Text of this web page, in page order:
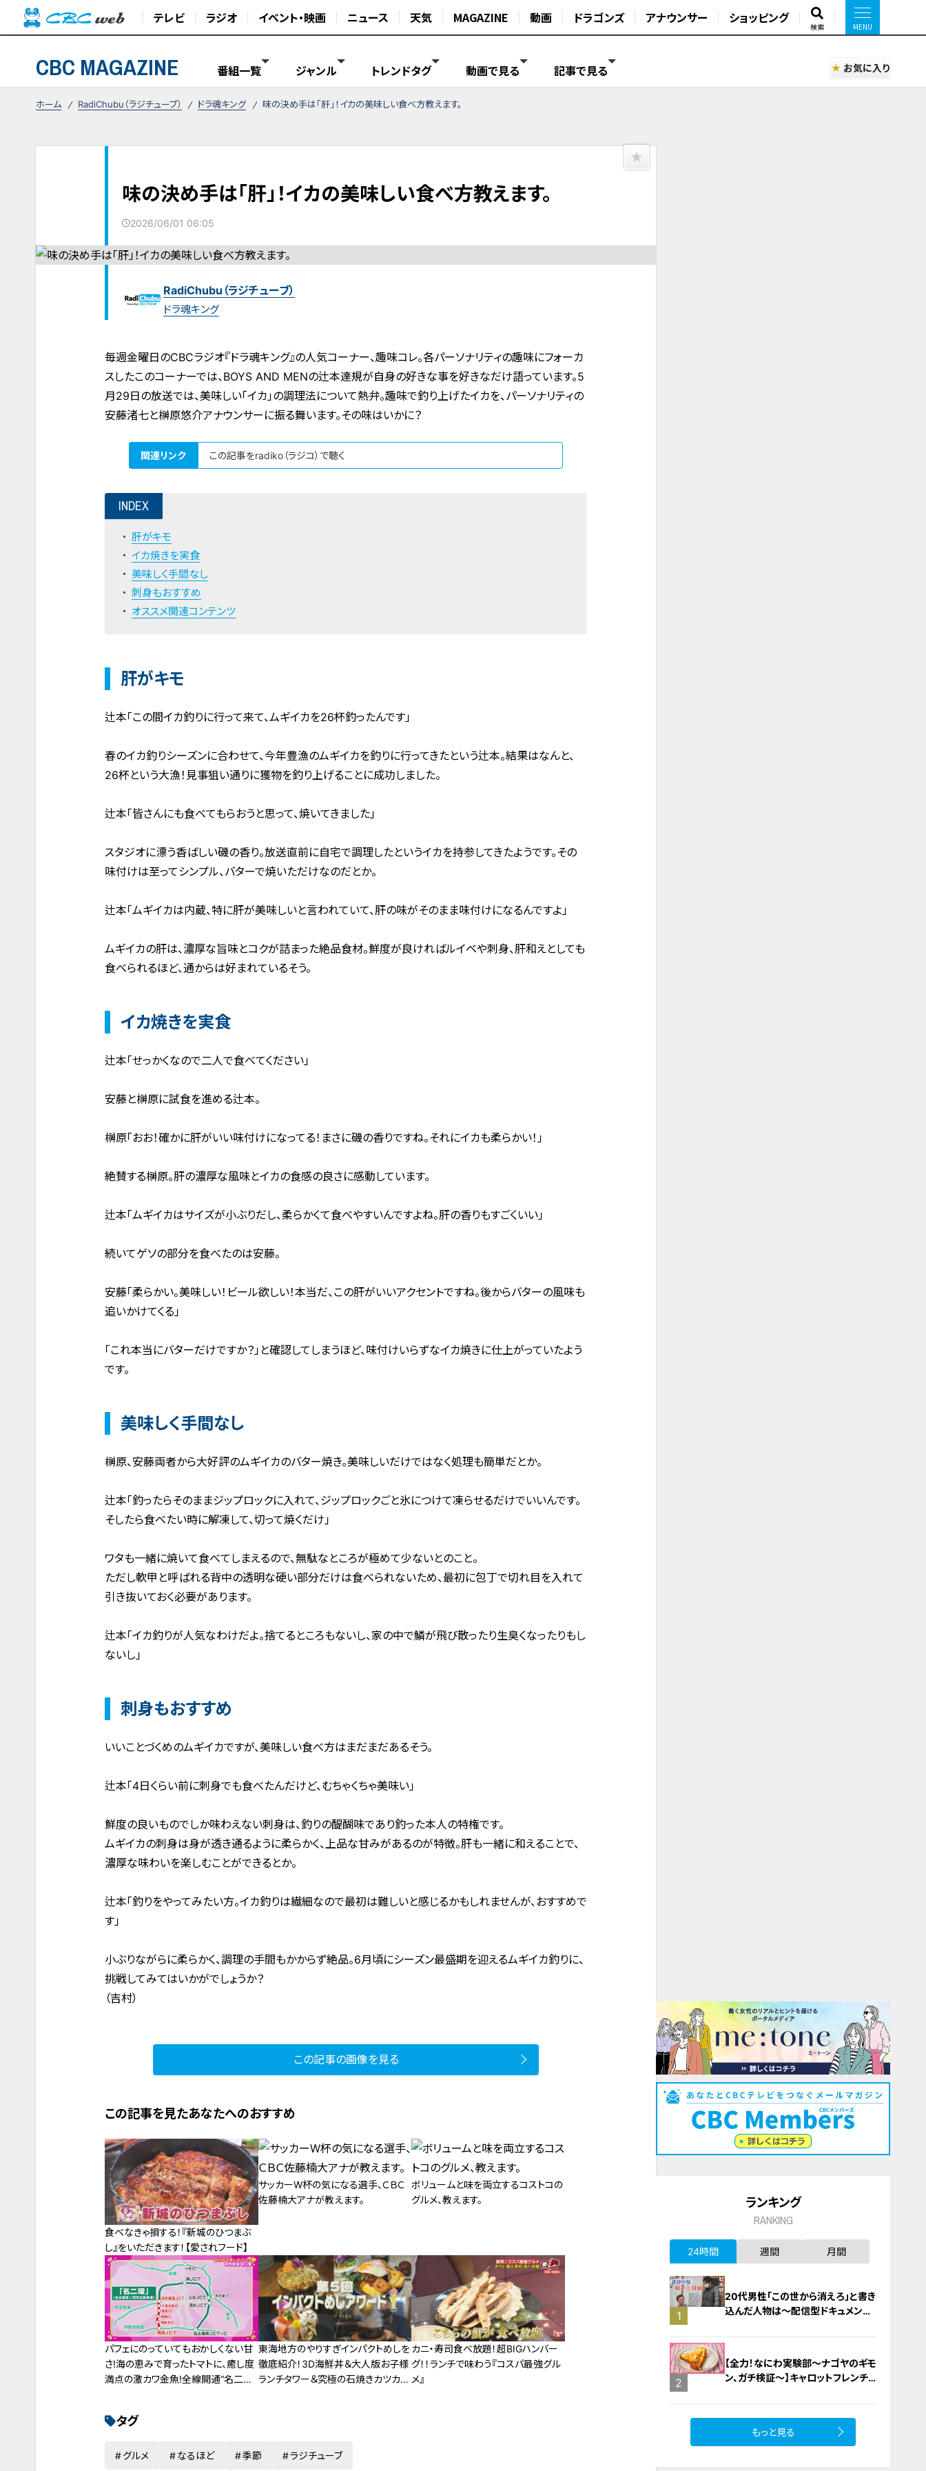
テレビ ラジオ イベント・映画 ニュース 天気 MAGAZINE 動画 ドラゴンズ アナウンサー ショッピング
検索
CBC MAGAZINE 番組一覧 ジャンル トレンドタグ 動画で見る 記事で見る お気に入り
ホーム RadiChubu（ラジチューブ） ドラ魂キング 味の決め手は「肝」！イカの美味しい食べ方教えます。
味の決め手は「肝」！イカの美味しい食べ方教えます。
2026/06/01 06:05
RadiChubu（ラジチューブ）
ドラ魂キング
毎週金曜日のCBCラジオ『ドラ魂キング』の人気コーナー、趣味コレ。各パーソナリティの趣味にフォーカ
スしたこのコーナーでは、BOYS AND MENの辻本達規が自身の好きな事を好きなだけ語っています。5
月29日の放送では、美味しい「イカ」の調理法について熱弁。趣味で釣り上げたイカを、パーソナリティの
安藤渚七と榊原悠介アナウンサーに振る舞います。その味はいかに？
関連リンク この記事をradiko（ラジコ）で聴く
INDEX
肝がキモ
イカ焼きを実食
美味しく手間なし
刺身もおすすめ
オススメ関連コンテンツ
肝がキモ
辻本「この間イカ釣りに行って来て、ムギイカを26杯釣ったんです」
春のイカ釣りシーズンに合わせて、今年豊漁のムギイカを釣りに行ってきたという辻本。結果はなんと、
26杯という大漁！見事狙い通りに獲物を釣り上げることに成功しました。
辻本「皆さんにも食べてもらおうと思って、焼いてきました」
スタジオに漂う香ばしい磯の香り。放送直前に自宅で調理したというイカを持参してきたようです。その
味付けは至ってシンプル、バターで焼いただけなのだとか。
辻本「ムギイカは内蔵、特に肝が美味しいと言われていて、肝の味がそのまま味付けになるんですよ」
ムギイカの肝は、濃厚な旨味とコクが詰まった絶品食材。鮮度が良ければルイベや刺身、肝和えとしても
食べられるほど、通からは好まれているそう。
イカ焼きを実食
辻本「せっかくなので二人で食べてください」
安藤と榊原に試食を進める辻本。
榊原「おお！確かに肝がいい味付けになってる！まさに磯の香りですね。それにイカも柔らかい！」
絶賛する榊原。肝の濃厚な風味とイカの食感の良さに感動しています。
辻本「ムギイカはサイズが小ぶりだし、柔らかくて食べやすいんですよね。肝の香りもすごくいい」
続いてゲソの部分を食べたのは安藤。
安藤「柔らかい。美味しい！ビール欲しい！本当だ、この肝がいいアクセントですね。後からバターの風味も
追いかけてくる」
「これ本当にバターだけですか？」と確認してしまうほど、味付けいらずなイカ焼きに仕上がっていたよう
です。
美味しく手間なし
榊原、安藤両者から大好評のムギイカのバター焼き。美味しいだけではなく処理も簡単だとか。
辻本「釣ったらそのままジップロックに入れて、ジップロックごと氷につけて凍らせるだけでいいんです。
そしたら食べたい時に解凍して、切って焼くだけ」
ワタも一緒に焼いて食べてしまえるので、無駄なところが極めて少ないとのこと。
ただし軟甲と呼ばれる背中の透明な硬い部分だけは食べられないため、最初に包丁で切れ目を入れて
引き抜いておく必要があります。
辻本「イカ釣りが人気なわけだよ。捨てるところもないし、家の中で鱗が飛び散ったり生臭くなったりもし
ないし」
刺身もおすすめ
いいことづくめのムギイカですが、美味しい食べ方はまだまだあるそう。
辻本「4日くらい前に刺身でも食べたんだけど、むちゃくちゃ美味い」
鮮度の良いものでしか味わえない刺身は、釣りの醍醐味であり釣った本人の特権です。
ムギイカの刺身は身が透き通るように柔らかく、上品な甘みがあるのが特徴。肝も一緒に和えることで、
濃厚な味わいを楽しむことができるとか。
辻本「釣りをやってみたい方。イカ釣りは繊細なので最初は難しいと感じるかもしれませんが、おすすめで
す」
小ぶりながらに柔らかく、調理の手間もかからず絶品。6月頃にシーズン最盛期を迎えるムギイカ釣りに、
挑戦してみてはいかがでしょうか？
（吉村）
この記事の画像を見る
この記事を見たあなたへのおすすめ
食べなきゃ損する！『新城のひつまぶ
し』をいただきます！【愛されフード】
サッカーW杯の気になる選手、ＣＢＣ
佐藤楠大アナが教えます。
ボリュームと味を両立するコストコの
グルメ、教えます。
パフェにのっていてもおかしくない甘
さ!海の恵みで育ったトマトに、癒し度
満点の激カワ金魚!全線開通“名二
東海地方のやりすぎインパクトめしを
徹底紹介！3D海鮮丼＆大人版お子様
ランチタワー＆究極の石焼きカツカレ
カニ・寿司食べ放題！超BIGハンバー
グ！！ランチで味わう『コスパ最強グル
メ』
タグ
グルメ なるほど 季節 ラジチューブ
ランキング
RANKING
24時間 週間 月間
1
20代男性「この世から消えろ」と書き
込んだ人物は～配信型ドキュメンタ
０話
2
【全力！なにわ実験部～ナゴヤのギモ
ン、ガチ検証～】キャロットフレンチ
もっと見る